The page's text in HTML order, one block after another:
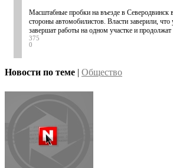
Масштабные пробки на въезде в Северодвинск
стороны автомобилистов. Власти заверили,
завершат работы на одном участке и продолжат
375
0
Новости по теме | Общество